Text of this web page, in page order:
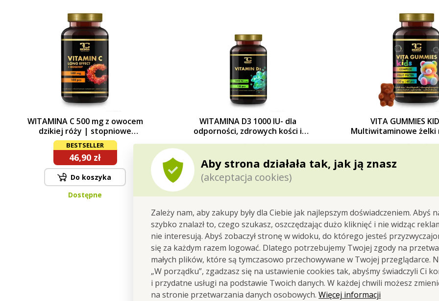
Aby strona działała tak, jak ją znasz
(akceptacja cookies)
Zależy nam, aby zakupy były dla Ciebie jak najlepszym doświadczeniem. Abyś
szybko znalazł to, czego szukasz, oszczędzając dużo kliknięć i nie widząc
nie interesują. Abyś zobaczył stronę w widoku, do którego jesteś
się za każdym razem logować. Dlatego potrzebujemy Twojej zgody na
małych plików, które są tymczasowo przechowywane w Twojej przeglądarce.
„W porządku”, zgadzasz się na ustawienie cookies tak, abyśmy świadczyli Ci
i przydatne usługi na podstawie Twoich danych. W każdej chwili możesz
na stronie przetwarzania danych osobowych.Więcej informacji
WITAMINA C 500 mg z owocem
dzikiej róży | stopniowe
uwalnianie + 25 mg ekstraktu z
dzikiej róży | 100 kapsułek
BESTSELLER
46,90 zł
Do koszyka
Dostępne
WITAMINA D3 1000 IU- dla
odporności, zdrowych kości i
Cena dla Ciebie
Do koszyka
Dostępne
VITA GUMMIES
Multiwitaminowe żelki
do żucia | 60 szt.
Cena dla Ciebie
Dostępne
Do góry